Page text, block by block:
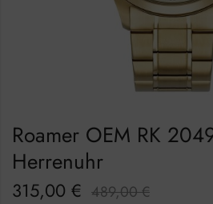
Roamer OEM RK
Herrenuhr
315,00 € 489,00€